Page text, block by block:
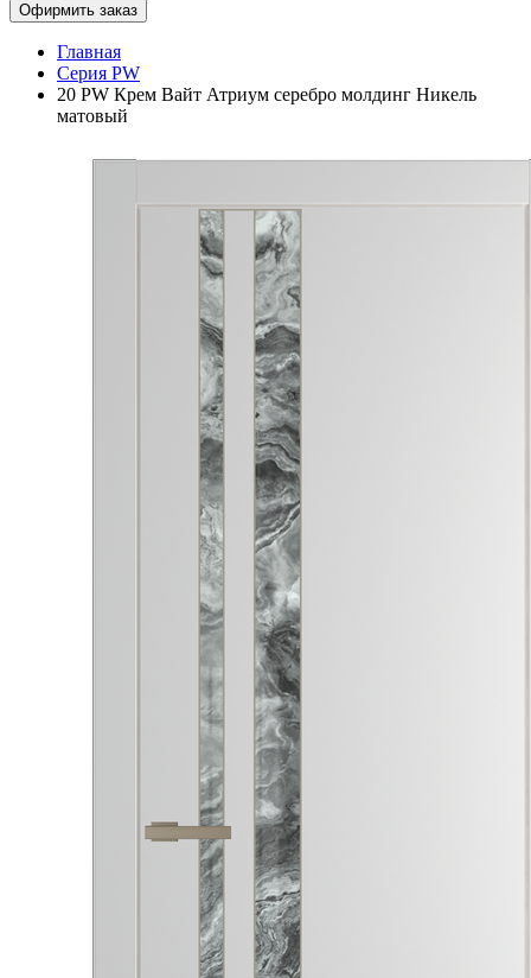
Офирмить заказ
Главная
Серия PW
20 PW Крем Вайт Атриум серебро молдинг Никель
матовый